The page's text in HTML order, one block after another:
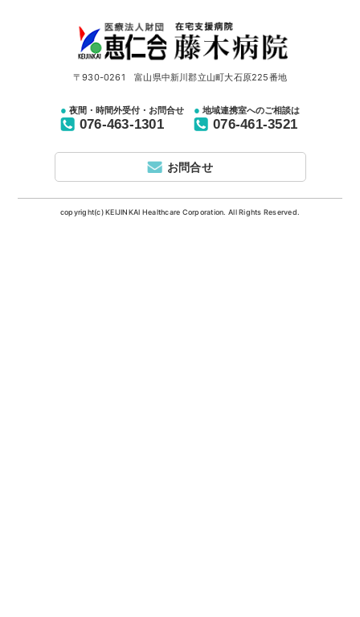
〒930-0261 富山県中新川郡立山町大石原225番地
夜間・時間外受付・お問合せ
076-463-1301
地域連携室へのご相談は
076-461-3521
お問合せ
copyright(c) KEIJINKAI Healthcare Corporation. All Rights Reserved.